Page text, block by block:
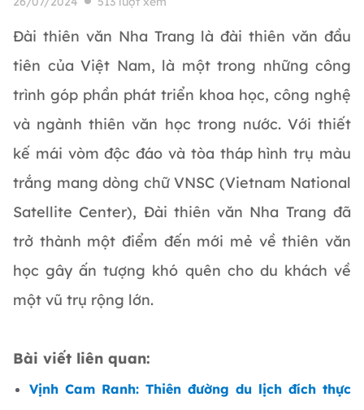
Đài thiên văn Nha Trang là đài thiên văn đầu
tiên của Việt Nam, là một trong những công
trình góp phần phát triển khoa học, công nghệ
và ngành thiên văn học trong nước. Với thiết
kế mái vòm độc đáo và tòa tháp hình trụ màu
trắng mang dòng chữ VNSC (Vietnam National
Satellite Center), Đài thiên văn Nha Trang đã
trở thành một điểm đến mới mẻ về thiên văn
học gây ấn tượng khó quên cho du khách về
một vũ trụ rộng lớn.
Bài viết liên quan:
Vịnh Cam Ranh: Thiên đường du lịch đích thực